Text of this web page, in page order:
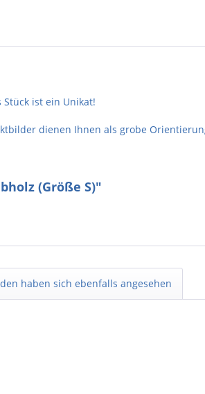
ist ein Unikat!
dienen Ihnen als grobe
(Größe S)"
haben sich ebenfalls angesehen